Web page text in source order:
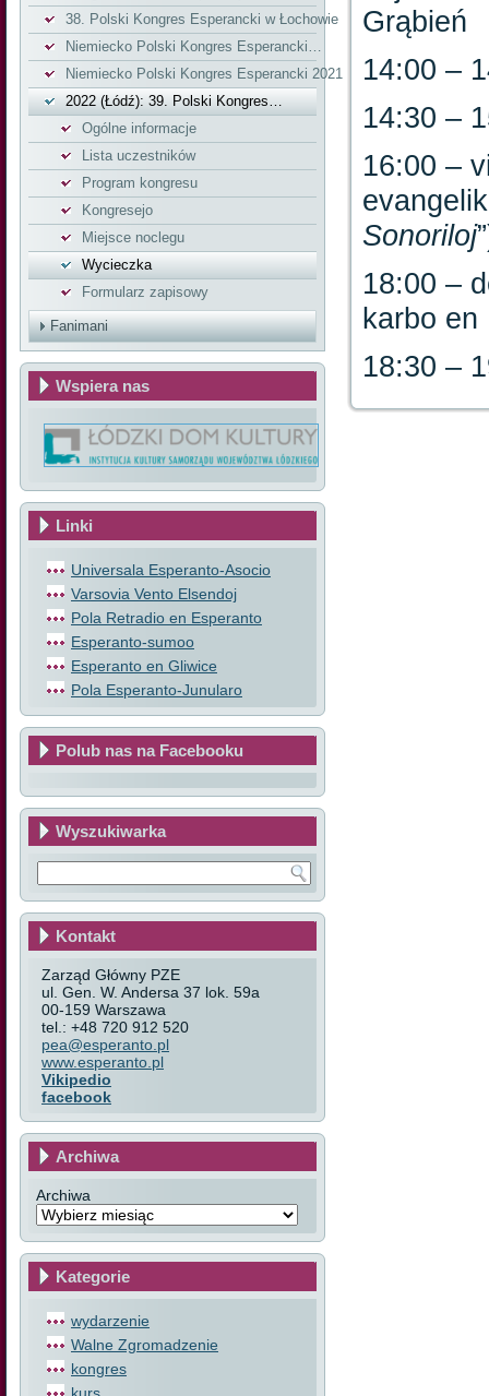
38. Polski Kongres Esperancki w Łochowie
Niemiecko Polski Kongres Esperancki…
Niemiecko Polski Kongres Esperancki 2021
2022 (Łódź): 39. Polski Kongres…
Ogólne informacje
Lista uczestników
Program kongresu
Kongresejo
Miejsce noclegu
Wycieczka
Formularz zapisowy
Fanimani
Wspiera nas
Linki
Universala Esperanto-Asocio
Varsovia Vento Elsendoj
Pola Retradio en Esperanto
Esperanto-sumoo
Esperanto en Gliwice
Pola Esperanto-Junularo
Polub nas na Facebooku
Wyszukiwarka
Kontakt
Zarząd Główny PZE
ul. Gen. W. Andersa 37 lok. 59a
00-159 Warszawa
tel.: +48 720 912 520
pea@esperanto.pl
www.esperanto.pl
Vikipedio
facebook
Archiwa
Archiwa
Kategorie
wydarzenie
Walne Zgromadzenie
kongres
Grąbień
14:00 –
14:30 –
16:00 –
Sonoriloj
18:00 –
karbo en
18:30 –